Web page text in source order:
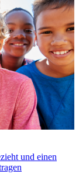
und einen